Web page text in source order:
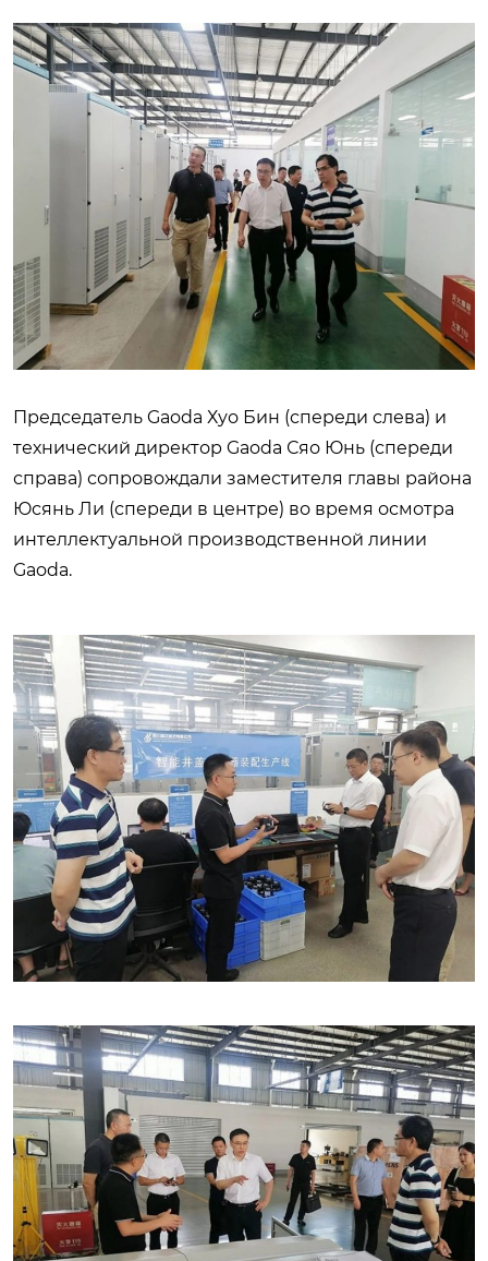
Председатель Gaoda Хуо Бин (спереди слева) и
технический директор Gaoda Сяо Юнь (спереди
справа) сопровождали заместителя главы района
Юсянь Ли (спереди в центре) во время осмотра
интеллектуальной производственной линии
Gaoda.